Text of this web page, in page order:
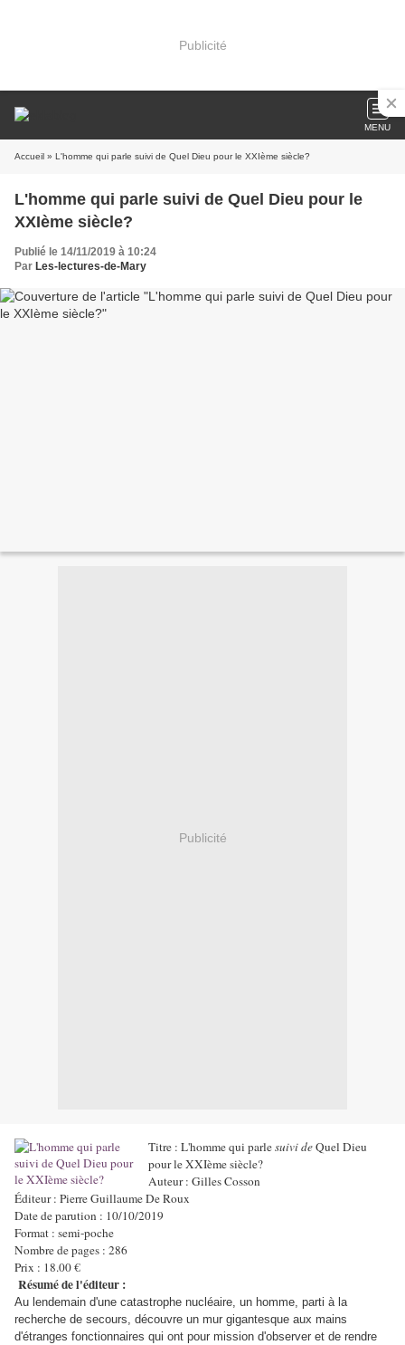
Publicité
MENU
Accueil » L'homme qui parle suivi de Quel Dieu pour le XXIème siècle?
L'homme qui parle suivi de Quel Dieu pour le
XXIème siècle?
Publié le 14/11/2019 à 10:24
Par Les-lectures-de-Mary
Publicité
Titre : L'homme qui parlesuivi deQuel Dieu
pour le XXIème siècle?
Auteur : Gilles Cosson
Éditeur : Pierre Guillaume De Roux
Date de parution : 10/10/2019
Format : semi-poche
Nombre de pages : 286
Prix : 18.00 €
Résumé de l'éditeur :
Au lendemain d'une catastrophe nucléaire, un homme, parti à la
recherche de secours, découvre un mur gigantesque aux mains
d'étranges fonctionnaires qui ont pour mission d'observer et de rendre